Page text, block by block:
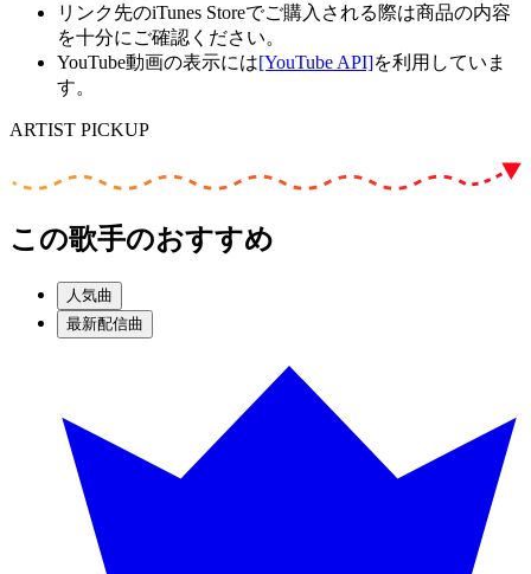
リンク先のiTunes Storeでご購入される際は商品の内容
を十分にご確認ください。
YouTube動画の表示には[YouTube API]を利用していま
す。
ARTIST PICKUP
この歌手のおすすめ
人気曲
最新配信曲